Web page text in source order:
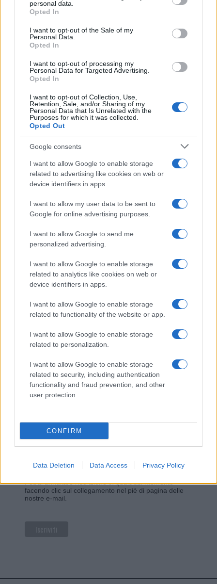
grant or deny consent to Google and its third-party tags to
use your data for below specified purposes in below Google
consent section.
personal data.
Opted In
I want to opt-out of the Sale of my
Personal Data.
Opted In
I want to opt-out of processing my
Personal Data for Targeted Advertising.
Opted In
I want to opt-out of Collection, Use,
Retention, Sale, and/or Sharing of my
Personal Data that Is Unrelated with the
Purposes for which it was collected.
Opted Out
Google consents
I want to allow Google to enable storage
related to advertising like cookies on web or
device identifiers in apps.
I want to allow my user data to be sent to
Google for online advertising purposes.
I want to allow Google to send me
personalized advertising.
I want to allow Google to enable storage
related to analytics like cookies on web or
device identifiers in apps.
I want to allow Google to enable storage
related to functionality of the website or app.
I want to allow Google to enable storage
related to personalization.
I want to allow Google to enable storage
related to security, including authentication
functionality and fraud prevention, and other
user protection.
CONFIRM
Data Deletion Data Access Privacy Policy
Martina Agostina Diturco
I nostri cari
I nostri cari
I nostri cari
Giovannimaria Cabras
Invia un Comunicato Stampa|Pubblicità
Vuoi rimanere sempre aggiornato?
Iscriviti alla newsletter di Gallura Oggi e ricevi le nostre
email periodiche contenenti le ultime notizie pubblicate
sul sito web!
*campo obbligatorio
Indirizzo email*
Privacy
l'elaborazione.Leggi qui l'informativa sulla privacy
Potrai annullare l'iscrizione in qualsiasi momento
facendo clic sul collegamento nel piè di pagina delle
nostre e-mail.